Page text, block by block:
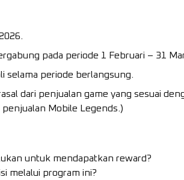
pada periode 1 Februari – 31
selama periode berlangsung.
dari penjualan game yang sesuai
Mobile Legends.)
untuk mendapatkan reward?
melalui program ini?